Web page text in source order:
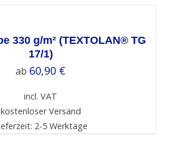
330 g/m² (TEXTOLAN® TG
17/1)
ab 60,90 €
incl. VAT
kostenloser Versand
2-5 Werktage